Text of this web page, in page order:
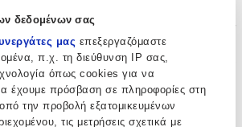
δεδομένων σας
μας επεξεργαζόμαστε
π.χ. τη διεύθυνση IP σας,
όπως cookies για να
έχουμε πρόσβαση σε πληροφορίες στη
την προβολή εξατομικευμένων
τις μετρήσεις σχετικά με
μακροχρόνια αντοχή και διατήρηση της
υποδημάτων σας. Απολαύστε την άνεση
προσφέρει, χωρίς να ανησυχείτε για βροχή ή
εργαλείο για την καθημερινή φροντίδα